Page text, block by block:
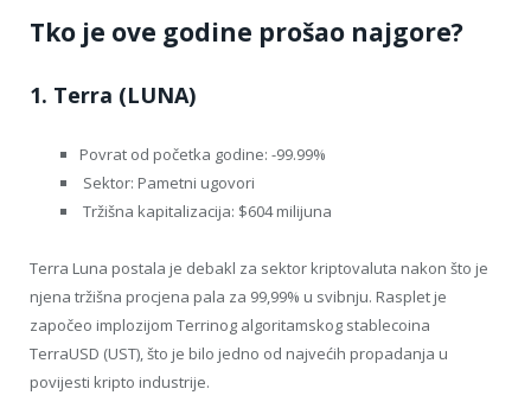
Tko je ove godine prošao najgore?
1. Terra (LUNA)
Povrat od početka godine: -99.99%
Sektor: Pametni ugovori
Tržišna kapitalizacija: $604 milijuna
Terra Luna postala je debakl za sektor kriptovaluta nakon što je
njena tržišna procjena pala za 99,99% u svibnju. Rasplet je
započeo implozijom Terrinog algoritamskog stablecoina
TerraUSD (UST), što je bilo jedno od najvećih propadanja u
povijesti kripto industrije.